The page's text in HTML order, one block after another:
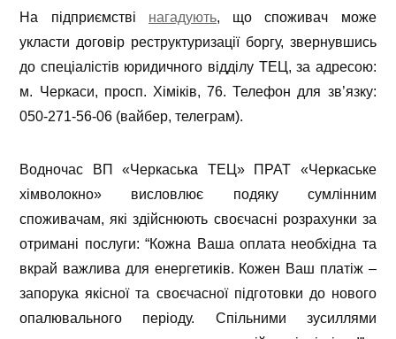
На підприємстві нагадують, що споживач може
укласти договір реструктуризації боргу, звернувшись
до спеціалістів юридичного відділу ТЕЦ, за адресою:
м. Черкаси, просп. Хіміків, 76. Телефон для зв’язку:
050-271-56-06 (вайбер, телеграм).
Водночас ВП «Черкаська ТЕЦ» ПРАТ «Черкаське
хімволокно» висловлює подяку сумлінним
споживачам, які здійснюють своєчасні розрахунки за
отримані послуги: “Кожна Ваша оплата необхідна та
вкрай важлива для енергетиків. Кожен Ваш платіж –
запорука якісної та своєчасної підготовки до нового
опалювального періоду. Спільними зусиллями